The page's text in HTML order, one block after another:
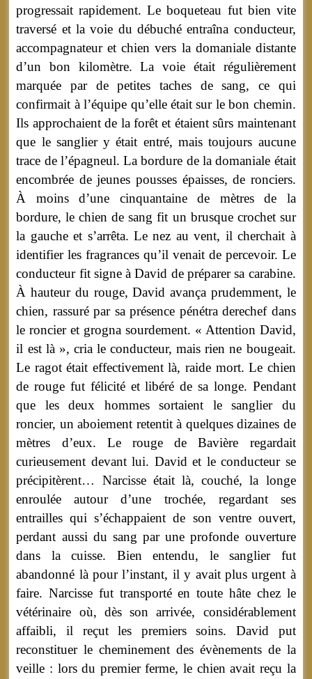
progressait rapidement. Le boqueteau fut bien vite
traversé et la voie du débuché entraîna conducteur,
accompagnateur et chien vers la domaniale distante
d’un bon kilomètre. La voie était régulièrement
marquée par de petites taches de sang, ce qui
confirmait à l’équipe qu’elle était sur le bon chemin.
Ils approchaient de la forêt et étaient sûrs maintenant
que le sanglier y était entré, mais toujours aucune
trace de l’épagneul. La bordure de la domaniale était
encombrée de jeunes pousses épaisses, de ronciers.
À moins d’une cinquantaine de mètres de la
bordure, le chien de sang fit un brusque crochet sur
la gauche et s’arrêta. Le nez au vent, il cherchait à
identifier les fragrances qu’il venait de percevoir. Le
conducteur fit signe à David de préparer sa carabine.
À hauteur du rouge, David avança prudemment, le
chien, rassuré par sa présence pénétra derechef dans
le roncier et grogna sourdement. « Attention David,
il est là », cria le conducteur, mais rien ne bougeait.
Le ragot était effectivement là, raide mort. Le chien
de rouge fut félicité et libéré de sa longe. Pendant
que les deux hommes sortaient le sanglier du
roncier, un aboiement retentit à quelques dizaines de
mètres d’eux. Le rouge de Bavière regardait
curieusement devant lui. David et le conducteur se
précipitèrent… Narcisse était là, couché, la longe
enroulée autour d’une trochée, regardant ses
entrailles qui s’échappaient de son ventre ouvert,
perdant aussi du sang par une profonde ouverture
dans la cuisse. Bien entendu, le sanglier fut
abandonné là pour l’instant, il y avait plus urgent à
faire. Narcisse fut transporté en toute hâte chez le
vétérinaire où, dès son arrivée, considérablement
affaibli, il reçut les premiers soins. David put
reconstituer le cheminement des évènements de la
veille : lors du premier ferme, le chien avait reçu la